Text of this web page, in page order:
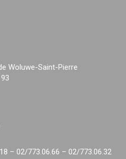
Woluwe-Saint-Pierre
– 02/773.06.66 – 02/773.06.32